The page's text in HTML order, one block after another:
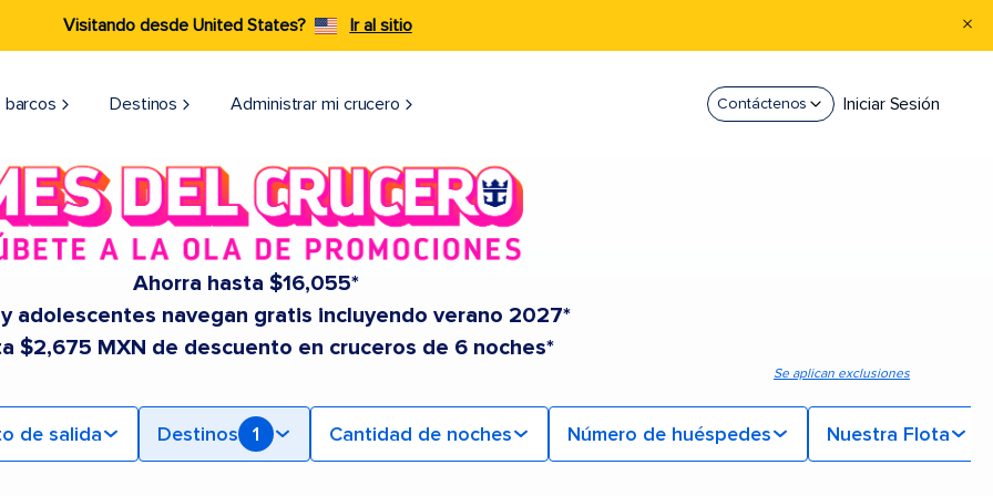
Visitando desde United States? Ir al sitio
Destinos Administrar mi crucero Contáctenos Iniciar Sesión
Ahorra hasta $16,055*
adolescentes navegan gratis incluyendo verano 2027*
$2,675 MXN de descuento en cruceros de 6 noches*
Se aplican exclusiones
de salida Destinos 1 Cantidad de noches Número de huéspedes Nuestra Flota